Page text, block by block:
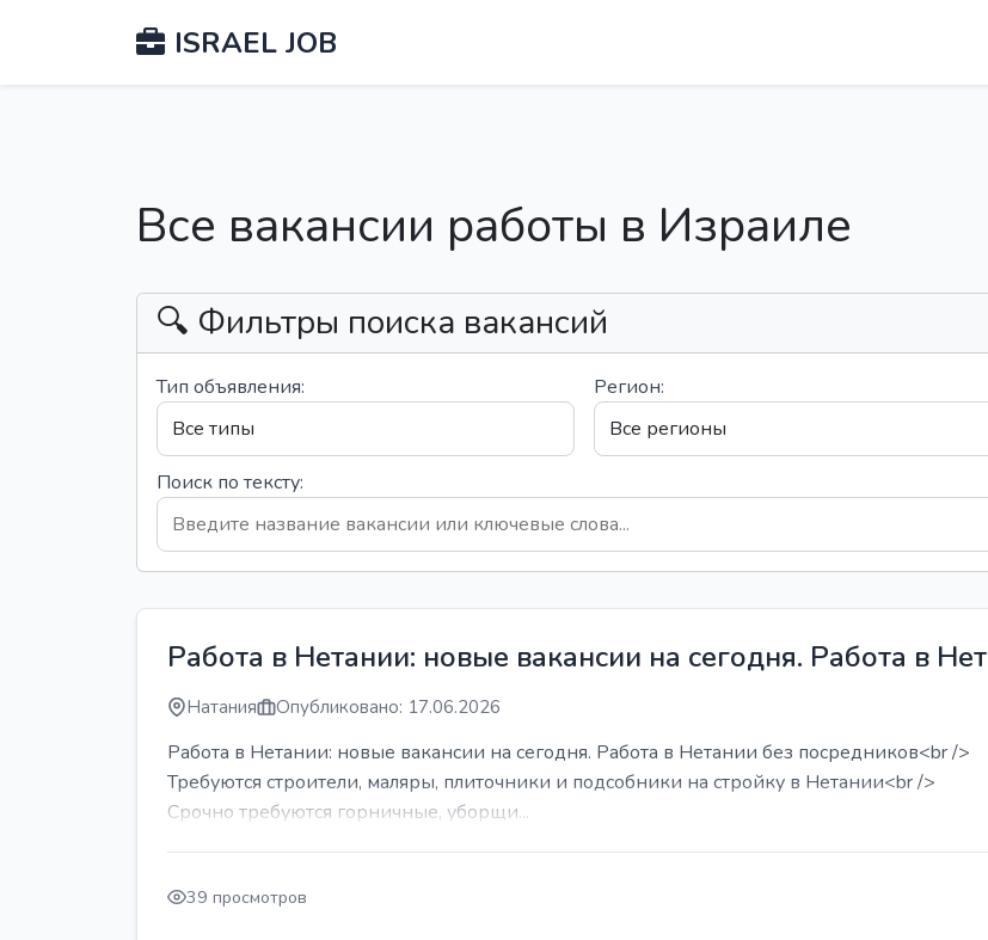
ISRAEL JOB
Все вакансии работы в Израиле
🔍 Фильтры поиска вакансий
Тип объявления: Регион:
Поиск по тексту:
Работа в Нетании: новые вакансии на сегодня. Работа в
Натания Опубликовано: 17.06.2026
Работа в Нетании: новые вакансии на сегодня. Работа в Нетании без посредников<br />
Требуются строители, маляры, плиточники и подсобники на стройку в Нетании<br />
Срочно требуются горничные, уборщи...
39 просмотров